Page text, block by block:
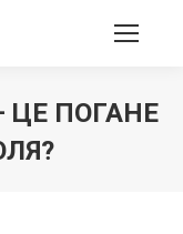
ЦЕ ПОГАНЕ